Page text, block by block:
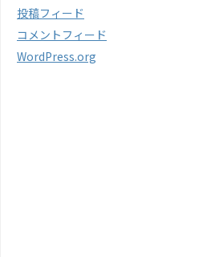
投稿フィード
コメントフィード
WordPress.org